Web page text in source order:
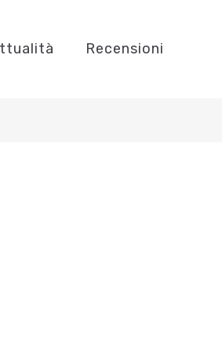
Recensioni